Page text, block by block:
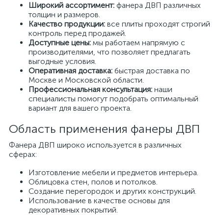
Широкий ассортимент: фанера ДВП различных
толщин и размеров.
Качество продукции: все плиты проходят строгий
контроль перед продажей.
Доступные цены: мы работаем напрямую с
производителями, что позволяет предлагать
выгодные условия.
Оперативная доставка: быстрая доставка по
Москве и Московской области.
Профессиональная консультация: наши
специалисты помогут подобрать оптимальный
вариант для вашего проекта.
Область применения фанеры ДВП
Фанера ДВП широко используется в различных
сферах:
Изготовление мебели и предметов интерьера.
Облицовка стен, полов и потолков.
Создание перегородок и других конструкций.
Использование в качестве основы для
декоративных покрытий.